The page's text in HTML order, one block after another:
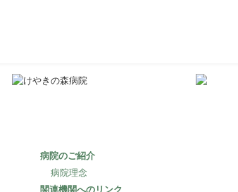
病院のご紹介
病院理念
関連機関へのリンク